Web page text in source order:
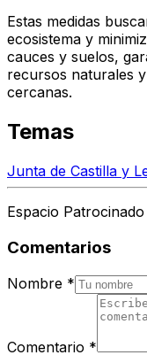
Estas medidas
ecosistema y
cauces y suelos,
recursos naturales
cercanas.
Temas
Junta de Castilla y
Espacio Patrocinado
Comentarios
Nombre *
Comentario *